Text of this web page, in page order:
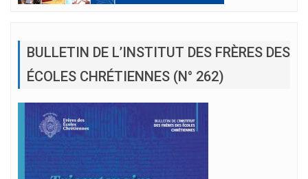
BULLETIN DE L’INSTITUT DES FRÈRES DES
ÉCOLES CHRÉTIENNES (N° 262)